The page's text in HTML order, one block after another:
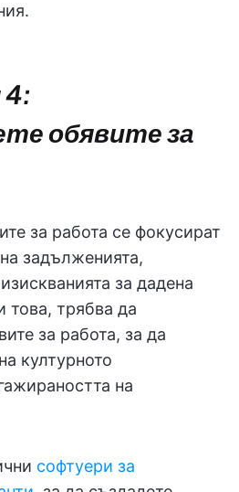
обявите за
за работа се фокусират
задълженията,
за дадена
това, трябва да
за работа, за да
културното
на
софтуери за